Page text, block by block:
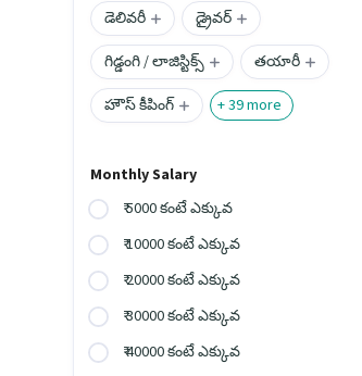
డెలివరీ
డ్రైవర్
గిడ్డంగి / లాజిస్టిక్స్
తయారీ
హౌస్ కీపింగ్
+39more
Monthly Salary
₹ 5000 కంటే ఎక్కువ
₹ 10000 కంటే ఎక్కువ
₹ 20000 కంటే ఎక్కువ
₹ 30000 కంటే ఎక్కువ
₹ 40000 కంటే ఎక్కువ